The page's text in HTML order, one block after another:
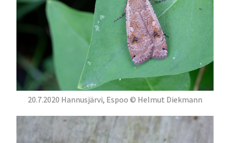
20.7.2020 Hannusjärvi, Espoo © Helmut Diekmann